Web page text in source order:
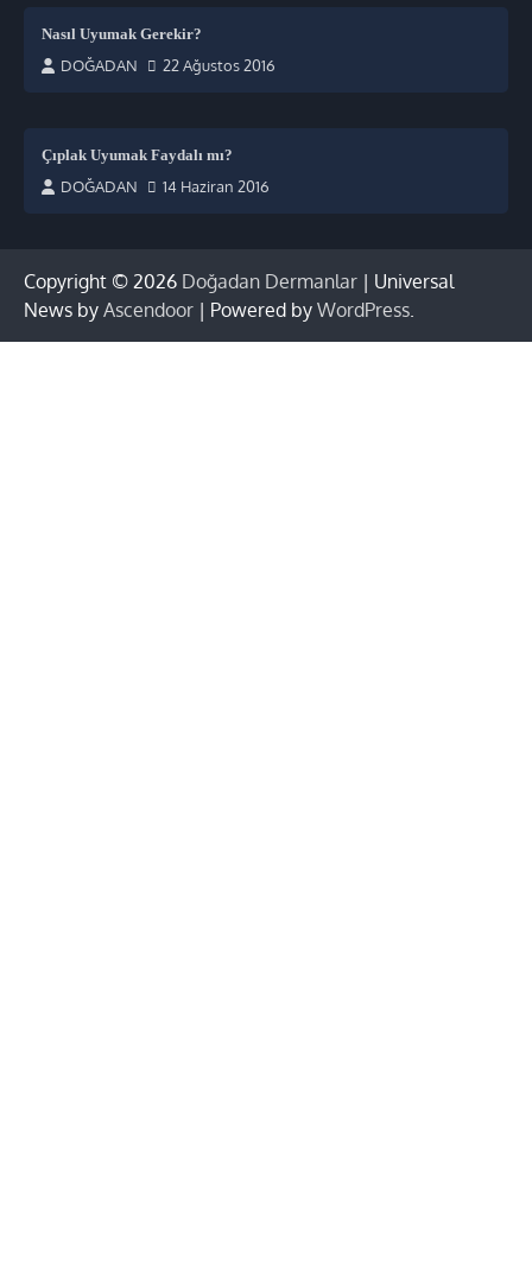
Nasıl Uyumak Gerekir?
DOĞADAN 22 Ağustos 2016
Çıplak Uyumak Faydalı mı?
DOĞADAN 14 Haziran 2016
Copyright © 2026 Doğadan Dermanlar | Universal
News by Ascendoor | Powered by WordPress.